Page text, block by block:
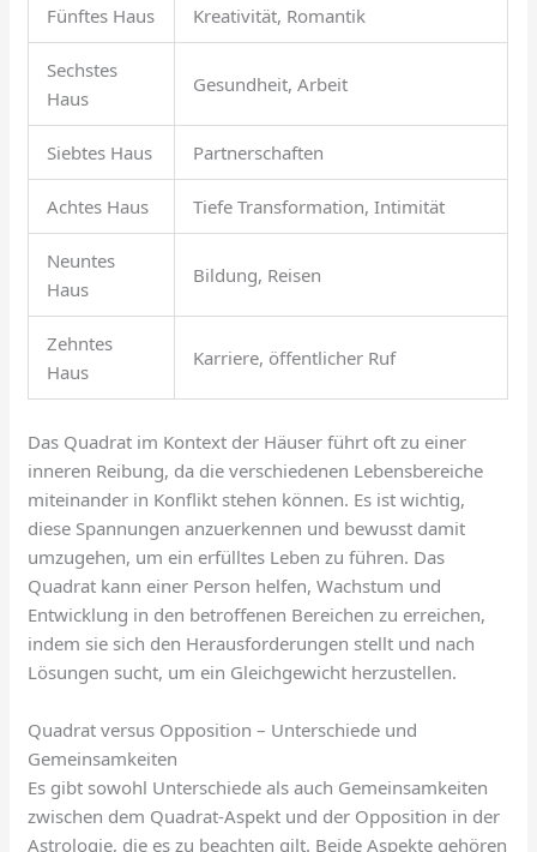
Fünftes Haus Kreativität, Romantik
Sechstes
Haus
Gesundheit, Arbeit
Siebtes Haus Partnerschaften
Achtes Haus Tiefe Transformation, Intimität
Neuntes
Haus
Bildung, Reisen
Zehntes
Haus
Karriere, öffentlicher Ruf
Das Quadrat im Kontext der Häuser führt oft zu einer
inneren Reibung, da die verschiedenen Lebensbereiche
miteinander in Konflikt stehen können. Es ist wichtig,
diese Spannungen anzuerkennen und bewusst damit
umzugehen, um ein erfülltes Leben zu führen. Das
Quadrat kann einer Person helfen, Wachstum und
Entwicklung in den betroffenen Bereichen zu erreichen,
indem sie sich den Herausforderungen stellt und nach
Lösungen sucht, um ein Gleichgewicht herzustellen.
Quadrat versus Opposition – Unterschiede und
Gemeinsamkeiten
Es gibt sowohl Unterschiede als auch Gemeinsamkeiten
zwischen dem Quadrat-Aspekt und der Opposition in der
Astrologie, die es zu beachten gilt. Beide Aspekte gehören